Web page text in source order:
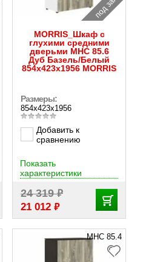
MORRIS_Шкаф с
глухими средними
дверьми MHC 85.6
Дуб Базель/Белый
854х423х1956 MORRIS
Размеры:
854х423х1956
Добавить к
сравнению
24 319₽
21 012 ₽
Показать
характеристики
MHC 85.4